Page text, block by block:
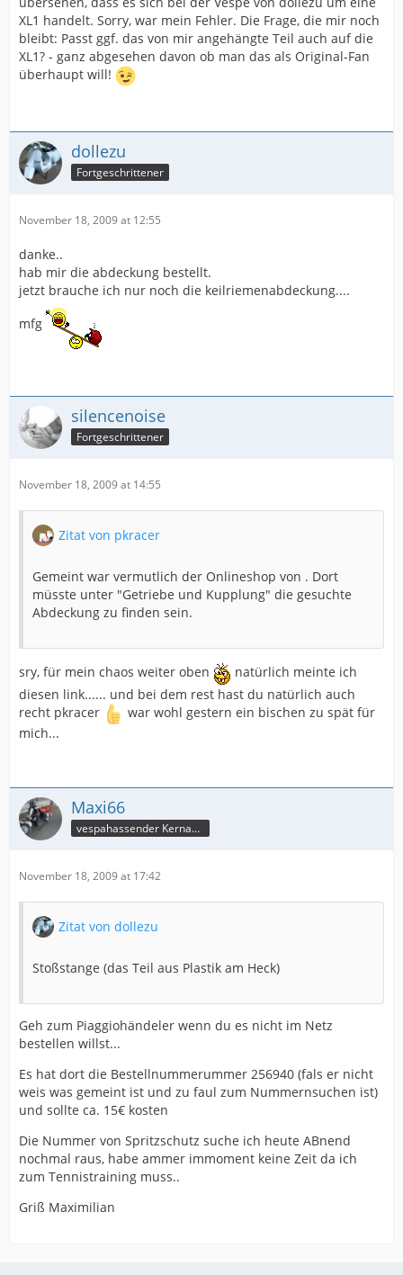
XL1 handelt. Sorry, war mein Fehler. Die Frage, die mir noch
bleibt: Passt ggf. das von mir angehängte Teil auch auf die
XL1? - ganz abgesehen davon ob man das als Original-Fan
überhaupt will!
dollezu
Fortgeschrittener
November 18, 2009 at 12:55
danke..
hab mir die abdeckung bestellt.
jetzt brauche ich nur noch die keilriemenabdeckung....
mfg
silencenoise
Fortgeschrittener
November 18, 2009 at 14:55
Zitat von pkracer
Gemeint war vermutlich der Onlineshop von . Dort
müsste unter "Getriebe und Kupplung" die gesuchte
Abdeckung zu finden sein.
sry, für mein chaos weiter oben
natürlich meinte ich
diesen link...... und bei dem rest hast du natürlich auch
recht pkracer
war wohl gestern ein bischen zu spät für
mich...
Maxi66
vespahassender Kernassi
November 18, 2009 at 17:42
Zitat von dollezu
Stoßstange (das Teil aus Plastik am Heck)
Geh zum Piaggiohändeler wenn du es nicht im Netz
bestellen willst...
Es hat dort die Bestellnummerummer 256940 (fals er nicht
weis was gemeint ist und zu faul zum Nummernsuchen ist)
und sollte ca. 15€ kosten
Die Nummer von Spritzschutz suche ich heute ABnend
nochmal raus, habe ammer immoment keine Zeit da ich
zum Tennistraining muss..
Griß Maximilian